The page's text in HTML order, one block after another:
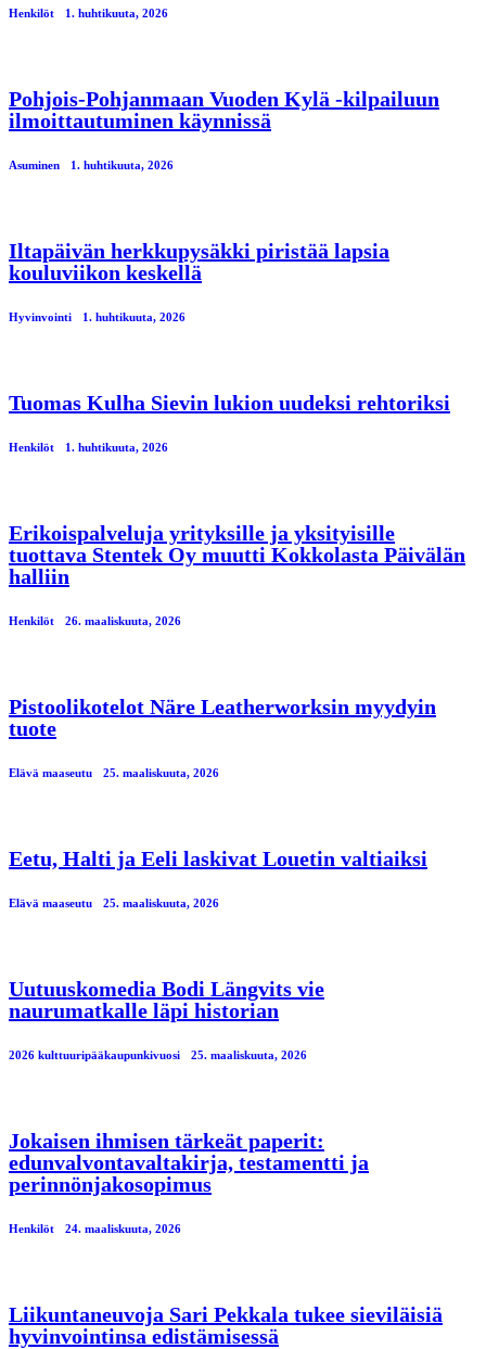
Henkilöt 1. huhtikuuta, 2026
Pohjois-Pohjanmaan Vuoden Kylä -kilpailuun
ilmoittautuminen käynnissä
Asuminen 1. huhtikuuta, 2026
Iltapäivän herkkupysäkki piristää lapsia
kouluviikon keskellä
Hyvinvointi 1. huhtikuuta, 2026
Tuomas Kulha Sievin lukion uudeksi rehtoriksi
Henkilöt 1. huhtikuuta, 2026
Erikoispalveluja yrityksille ja yksityisille
tuottava Stentek Oy muutti Kokkolasta Päivälän
halliin
Henkilöt 26. maaliskuuta, 2026
Pistoolikotelot Näre Leatherworksin myydyin
tuote
Elävä maaseutu 25. maaliskuuta, 2026
Eetu, Halti ja Eeli laskivat Louetin valtiaiksi
Elävä maaseutu 25. maaliskuuta, 2026
Uutuuskomedia Bodi Längvits vie
naurumatkalle läpi historian
2026 kulttuuripääkaupunkivuosi 25. maaliskuuta, 2026
Jokaisen ihmisen tärkeät paperit:
edunvalvontavaltakirja, testamentti ja
perinnönjakosopimus
Henkilöt 24. maaliskuuta, 2026
Liikuntaneuvoja Sari Pekkala tukee sieviläisiä
hyvinvointinsa edistämisessä